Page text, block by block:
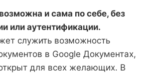
и сама по себе, без
или аутентификации.
служить возможность
в Google Документах,
для всех желающих. В